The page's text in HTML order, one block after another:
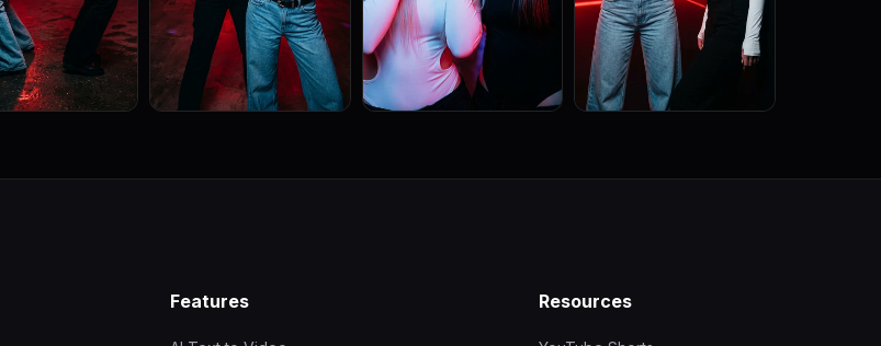
Features Resources